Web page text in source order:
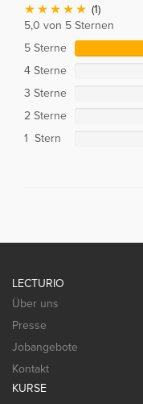
(1)
5,0 von 5 Sternen
5 Sterne
4 Sterne
3 Sterne
2 Sterne
1 Stern
LECTURIO
Über uns
Presse
Jobangebote
Kontakt
KURSE